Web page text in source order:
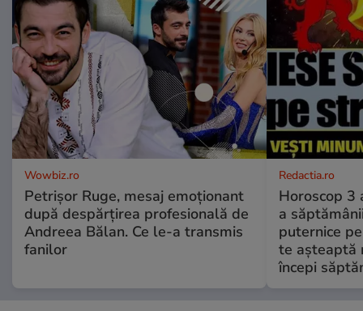
Wowbiz.ro
Petrișor Ruge, mesaj emoționant
după despărțirea profesională de
Andreea Bălan. Ce le-a transmis
fanilor
Redactia.ro
Horoscop 3
a
puternice
te așteaptă
începi